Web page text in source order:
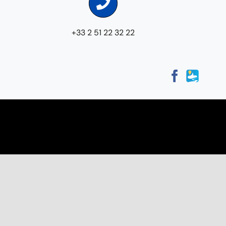
+33 2 51 22 32 22